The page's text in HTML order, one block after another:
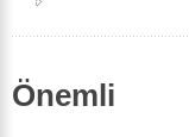
Önemli